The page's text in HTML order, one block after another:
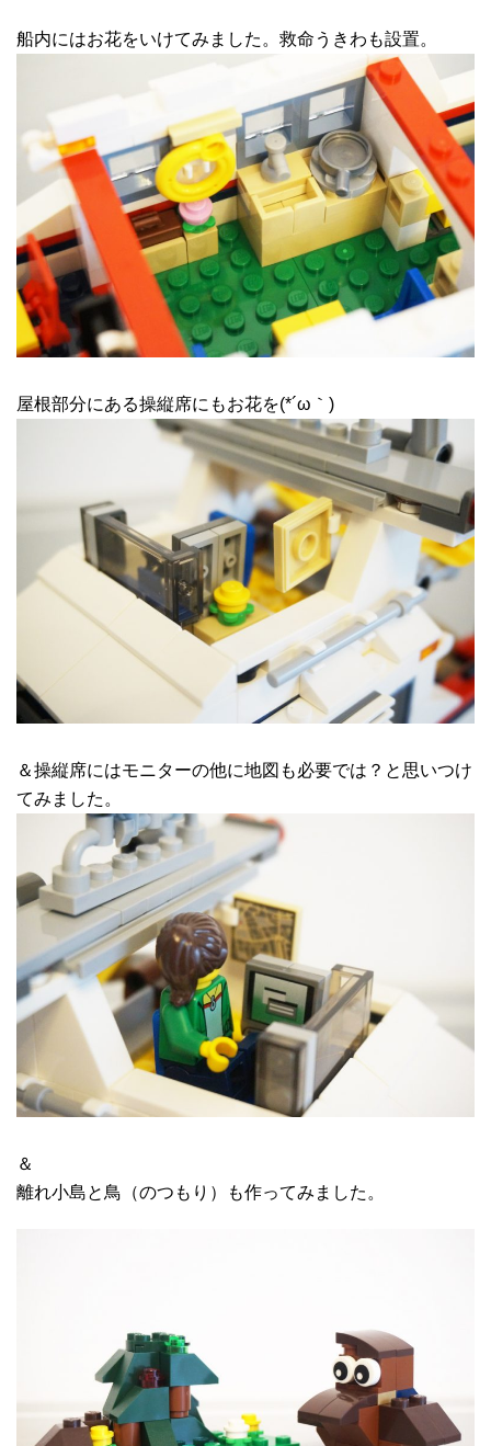
船内にはお花をいけてみました。救命うきわも設置。
屋根部分にある操縦席にもお花を(*´ω｀)
＆操縦席にはモニターの他に地図も必要では？と思いつけ
てみました。
＆
離れ小島と鳥（のつもり）も作ってみました。